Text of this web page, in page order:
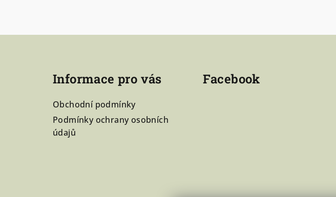
Informace pro vás
Obchodní podmínky
Podmínky ochrany osobních
údajů
Facebook